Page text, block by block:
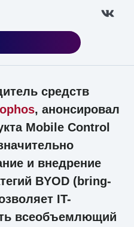
средств
, анонсировал
Mobile Control
и внедрение
BYOD (bring-
IT-
всеобъемлющий